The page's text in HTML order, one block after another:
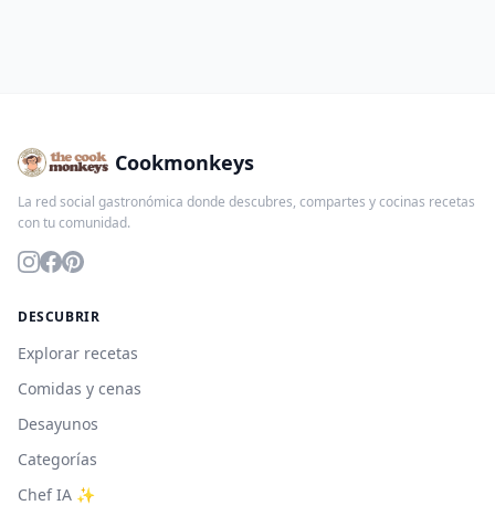
Cookmonkeys
La red social gastronómica donde descubres, compartes y cocinas recetas
con tu comunidad.
DESCUBRIR
Explorar recetas
Comidas y cenas
Desayunos
Categorías
Chef IA ✨